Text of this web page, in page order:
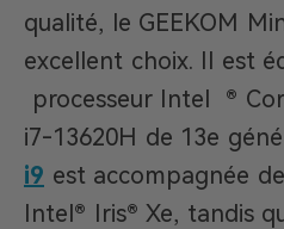
qualité, le GEEKOM
excellent choix. Il est
processeur Intel ®
i7-13620H de 13e
i9 est accompagnée
Intel® Iris® Xe, tandis